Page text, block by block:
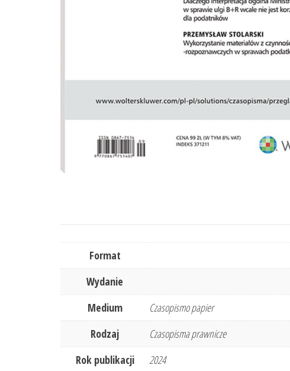
Format
Wydanie
Medium
Czasopismo papier
Rodzaj
Czasopisma prawnicze
Rok publikacji
2024